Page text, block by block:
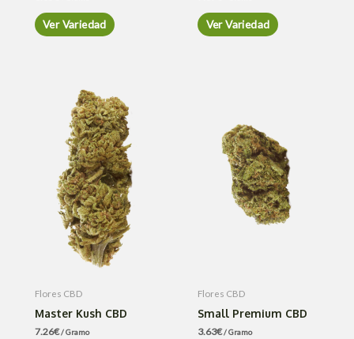
Ver Variedad Ver Variedad
Flores CBD
Master Kush CBD
7.26€/ Gramo
Flores CBD
Small Premium CBD
3.63€/ Gramo